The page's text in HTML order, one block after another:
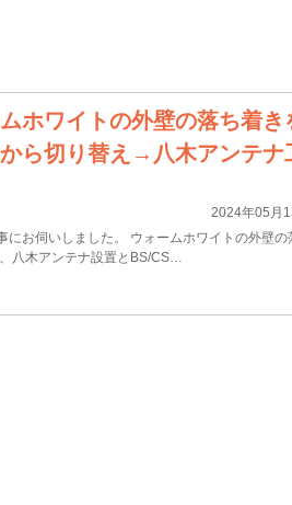
ホワイトの外壁の落ち着き
ら切り替え→八木アンテナ
2024年05月
お伺いしました。 ウォームホワイトの外壁の
八木アンテナ設置とBS/CS…